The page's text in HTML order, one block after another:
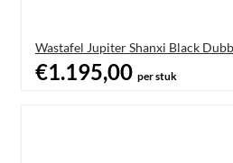
Wastafel Jupiter Shanxi Black
€1.195,00 per stuk